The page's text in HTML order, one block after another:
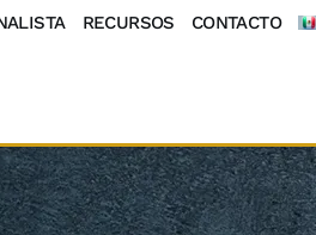
RECURSOS CONTACTO